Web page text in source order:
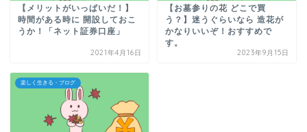
【メリットがいっぱいだ！】
時間がある時に 開設しておこ
うか！「ネット証券口座」
2021年4月16日
【お墓参りの花 どこで買
う？】迷うぐらいなら 造花が
かなりいいぞ！おすすめで
す。
2023年9月15日
楽しく生きる・ブログ